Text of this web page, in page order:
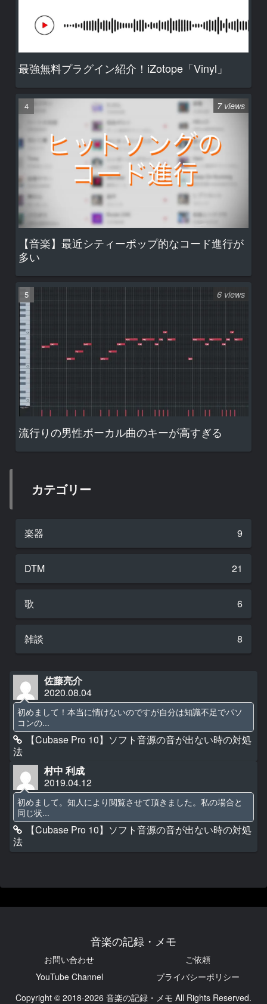
最強無料プラグイン紹介！iZotope「Vinyl」
【音楽】最近シティーポップ的なコード進行が
多い
7 views
流行りの男性ボーカル曲のキーが高すぎる
6 views
カテゴリー
楽器 9
DTM 21
歌 6
雑談 8
佐藤亮介
2020.08.04
初めまして！本当に情けないのですが自分は知識不足でパソ
コンの...
【Cubase Pro 10】ソフト音源の音が出ない時の対処
法
村中 利成
2019.04.12
初めまして。知人により閲覧させて頂きました。私の場合と
同じ状...
【Cubase Pro 10】ソフト音源の音が出ない時の対処
法
音楽の記録・メモ
お問い合わせ
ご依頼
YouTube Channel
プライバシーポリシー
Copyright © 2018-2026 音楽の記録・メモ All Rights Reserved.